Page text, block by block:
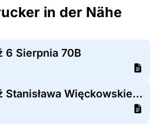
in der Nähe
6 Sierpnia 70B
Żabka - Łódź Stanisława Więckowskiego 82